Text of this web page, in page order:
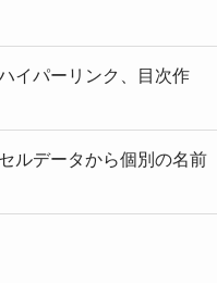
イパーリンク、目次作
ルデータから個別の名前